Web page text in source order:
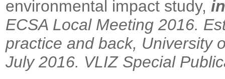
environmental impact study, in
ECSA Local Meeting 2016.
practice and back, University
July 2016. VLIZ Special